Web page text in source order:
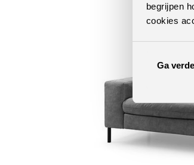
begrijpen
cookies
Ga